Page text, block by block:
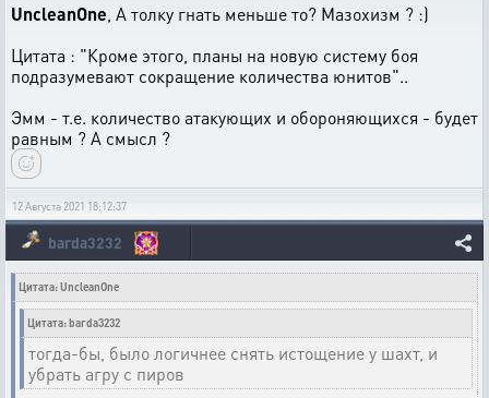
UncleanOne , А толку гнать меньше то? Мазохизм ? :)
Цитата : "Кроме этого, планы на новую систему боя
подразумевают сокращение количества юнитов"..
Эмм - т.е. количество атакующих и обороняющихся - будет
равным ? А смысл ?
12 Августа 2021 18:12:37
barda3232
Цитата: UncleanOne
Цитата: barda3232
тогда-бы, было логичнее снять истощение у шахт, и
убрать агру с пиров